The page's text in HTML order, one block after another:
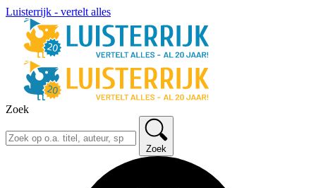
Luisterrijk - vertelt alles
Zoek
Zoek